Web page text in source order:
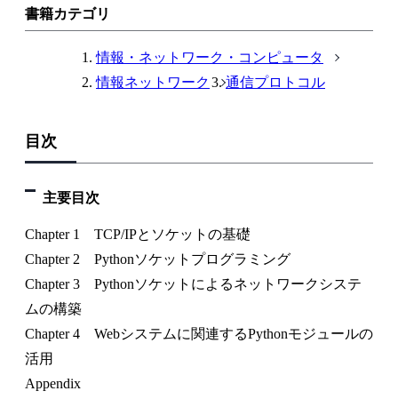
書籍カテゴリ
情報・ネットワーク・コンピュータ
情報ネットワーク
通信プロトコル
目次
主要目次
Chapter 1 TCP/IPとソケットの基礎
Chapter 2 Pythonソケットプログラミング
Chapter 3 Pythonソケットによるネットワークシステ
ムの構築
Chapter 4 Webシステムに関連するPythonモジュールの
活用
Appendix